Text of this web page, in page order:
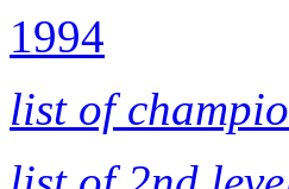
1994
list of